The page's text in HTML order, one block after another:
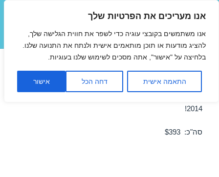
אנו מעריכים את הפרטיות שלך
אנו משתמשים בקובצי עוגיה כדי לשפר את חווית הגלישה שלך,
להציג מודעות או תוכן מותאמים אישית ולנתח את התנועה שלנו.
בלחיצה על "אישור", אתה מסכים לשימוש שלנו בעוגיות.
התאמה אישית דחה הכל אישור
תפריטים
ווידג'טים
טיסה לוינה במרץ 18/03/2014
2014!
סה"כ: $393